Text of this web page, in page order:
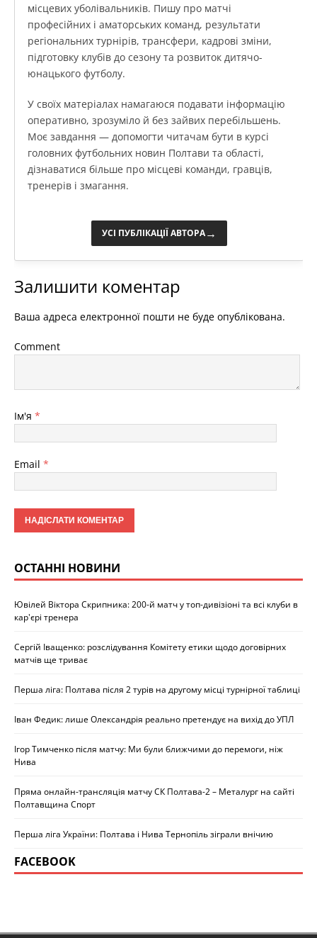
місцевих уболівальників. Пишу про матчі
професійних і аматорських команд, результати
регіональних турнірів, трансфери, кадрові зміни,
підготовку клубів до сезону та розвиток дитячо-
юнацького футболу.
У своїх матеріалах намагаюся подавати інформацію
оперативно, зрозуміло й без зайвих перебільшень.
Моє завдання — допомогти читачам бути в курсі
головних футбольних новин Полтави та області,
дізнаватися більше про місцеві команди, гравців,
тренерів і змагання.
УСІ ПУБЛІКАЦІЇ АВТОРА→
Залишити коментар
Ваша адреса електронної пошти не буде опублікована.
Comment
Ім'я *
Email *
ОСТАННІ НОВИНИ
Ювілей Віктора Скрипника: 200-й матч у топ-дивізіоні та всі клуби в
кар'єрі тренера
Сергій Іващенко: розслідування Комітету етики щодо договірних
матчів ще триває
Перша ліга: Полтава після 2 турів на другому місці турнірної таблиці
Іван Федик: лише Олександрія реально претендує на вихід до УПЛ
Ігор Тимченко після матчу: Ми були ближчими до перемоги, ніж
Нива
Пряма онлайн-трансляція матчу СК Полтава-2 – Металург на сайті
Полтавщина Спорт
Перша ліга України: Полтава і Нива Тернопіль зіграли внічию
FACEBOOK